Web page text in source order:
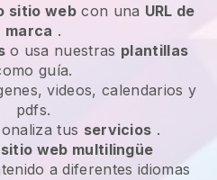
sitio webcon una URL de
marca .
o usa nuestras plantillas
guía.
videos, calendarios y
pdfs.
tus servicios .
sitio web multilingüe
a diferentes idiomas